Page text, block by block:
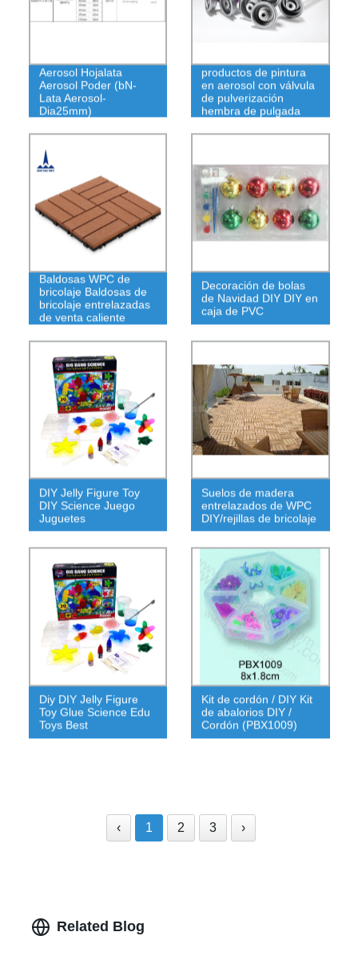
Aerosol Hojalata
Aerosol Poder (bN-
Lata Aerosol-
Dia25mm)
productos de pintura
en aerosol con válvula
de pulverización
hembra de pulgada
Baldosas WPC de
bricolaje Baldosas de
bricolaje entrelazadas
de venta caliente
Decoración de bolas
de Navidad DIY DIY en
caja de PVC
DIY Jelly Figure Toy
DIY Science Juego
Juguetes
Suelos de madera
entrelazados de WPC
DIY/rejillas de bricolaje
Diy DIY Jelly Figure
Toy Glue Science Edu
Toys Best
Kit de cordón / DIY Kit
de abalorios DIY /
Cordón (PBX1009)
‹ 1 2 3 ›
Related Blog